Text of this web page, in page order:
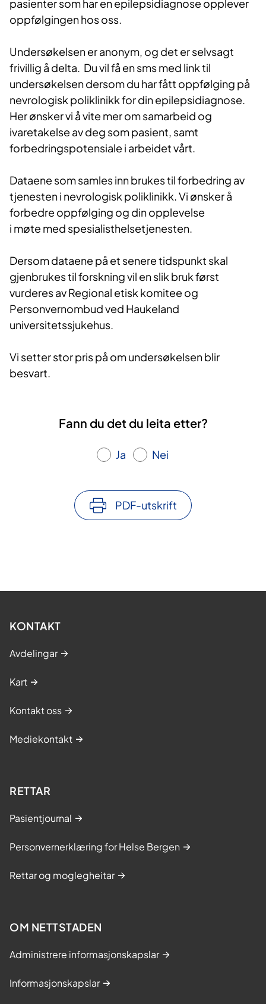
pasienter som har en epilepsidiagnose opplever
oppfølgingen hos oss.
Undersøkelsen er anonym, og det er selvsagt
frivillig å delta. Du vil få en sms med link til
undersøkelsen dersom du har fått oppfølging på
nevrologisk poliklinikk for din epilepsidiagnose.
Her ønsker vi å vite mer om samarbeid og
ivaretakelse av deg som pasient, samt
forbedringspotensiale i arbeidet vårt.
Dataene som samles inn brukes til forbedring av
tjenesten i nevrologisk poliklinikk. Vi ønsker å
forbedre oppfølging og din opplevelse
i møte med spesialisthelsetjenesten.
Dersom dataene på et senere tidspunkt skal
gjenbrukes til forskning vil en slik bruk først
vurderes av Regional etisk komitee og
Personvernombud ved Haukeland
universitetssjukehus.
Vi setter stor pris på om undersøkelsen blir
besvart.​
Fann du det du leita etter?
Ja Nei
PDF-utskrift
KONTAKT
Avdelingar
Kart
Kontakt oss
Mediekontakt
RETTAR
Pasientjournal
Personvernerklæring for Helse Bergen
Rettar og moglegheitar
OM NETTSTADEN
Administrere informasjonskapslar
Informasjonskapslar